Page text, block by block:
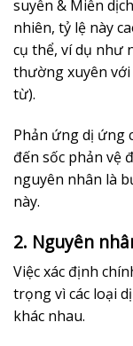
suyễn & Miễn
nhiên, tỷ lệ này
cụ thể, ví dụ như
thường xuyên với
từ).
Phản ứng dị ứng
đến sốc phản vệ
nguyên nhân là
này.
2. Nguyên
Việc xác định
trọng vì các loại
khác nhau.